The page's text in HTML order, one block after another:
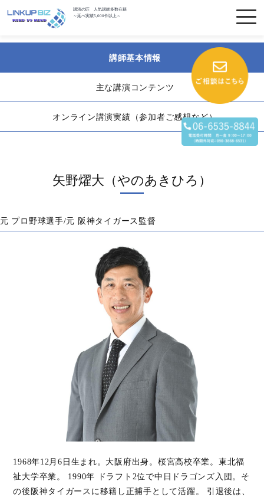
講演の匠 人気講師多数在籍
～延べ実績5,000件以上～
講師基本情報
主な講演コンテンツ
オンライン講演実績（参加者ご感想など）
矢野燿大（やのあきひろ）
元 プロ野球選手/元 阪神タイガース監督
1968年12月6日生まれ。大阪府出身。桜宮高校卒業。東北福
祉大学卒業。 1990年 ドラフト2位で中日ドラゴンズ入団。そ
の後阪神タイガースに移籍し正捕手として活躍。 引退後は、